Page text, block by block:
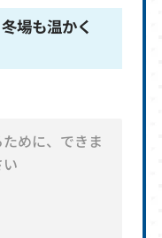
場も温かく